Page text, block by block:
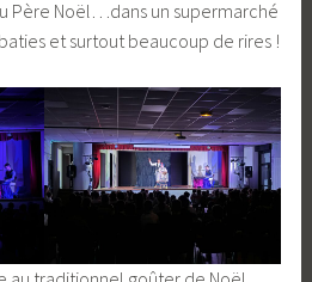
Père Noël…dans un supermarché
et surtout beaucoup de rires !